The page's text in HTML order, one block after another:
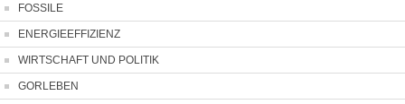
FOSSILE
ENERGIEEFFIZIENZ
WIRTSCHAFT UND POLITIK
GORLEBEN